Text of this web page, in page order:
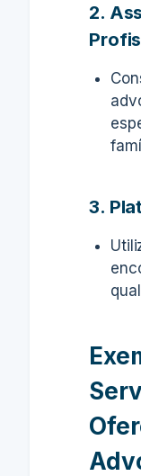
2.
3.